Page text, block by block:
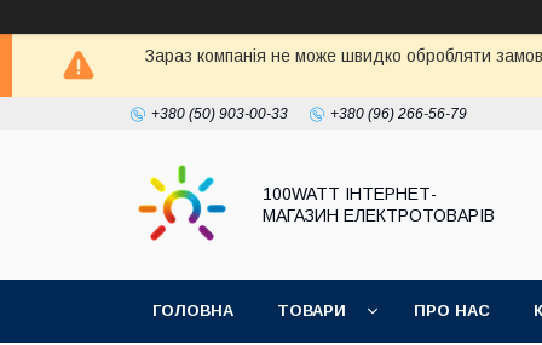
Зараз компанія не може швидко обробляти
+380 (50) 903-00-33 +380 (96) 266-56-79
100WATT ІНТЕРНЕТ-
МАГАЗИН ЕЛЕКТРОТОВАРІВ
ГОЛОВНА ТОВАРИ ПРО НАС